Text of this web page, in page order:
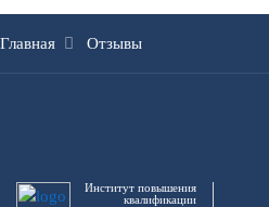
Главная Отзывы
Институт повышения
квалификации